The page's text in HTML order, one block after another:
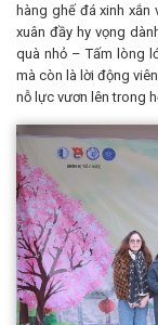
hàng ghế đá xinh
xuân đầy hy vọng
quà nhỏ – Tấm lòng
mà còn là lời động
nỗ lực vươn lên trong